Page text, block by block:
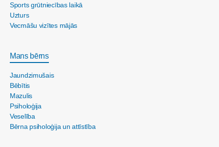
Sports grūtniecības laikā
Uzturs
Vecmāšu vizītes mājās
Mans bērns
Jaundzimušais
Bēbītis
Mazulis
Psiholoģija
Veselība
Bērna psiholoģija un attīstība